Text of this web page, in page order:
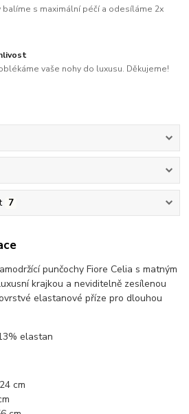
balíme s maximální péčí a odesíláme 2x
vaše nohy do luxusu. Děkujeme!
7
punčochy Fiore Celia s matným
krajkou a neviditelně zesílenou
elastanové příze pro dlouhou
elastan
cm